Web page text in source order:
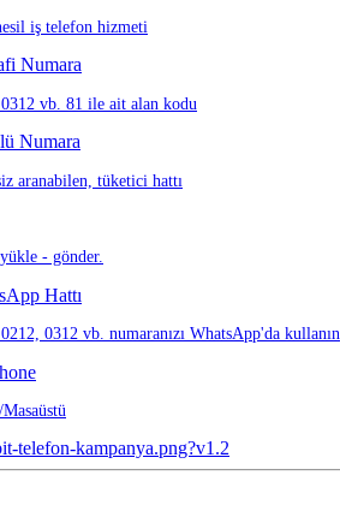
iş telefon hizmeti
Numara
vb. 81 ile ait alan kodu
Numara
aranabilen, tüketici hattı
- gönder.
Hattı
0312 vb. numaranızı WhatsApp'da kullanın